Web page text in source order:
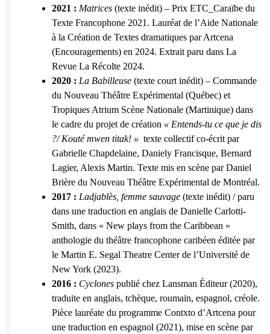
2021 : Matrices (texte inédit) – Prix ETC_Caraïbe du
Texte Francophone 2021. Lauréat de l’Aide Nationale
à la Création de Textes dramatiques par Artcena
(Encouragements) en 2024. Extrait paru dans La
Revue La Récolte 2024.
2020 : La Babilleuse (texte court inédit) – Commande
du Nouveau Théâtre Expérimental (Québec) et
Tropiques Atrium Scène Nationale (Martinique) dans
le cadre du projet de création « Entends-tu ce que je dis
?/ Koutémwen titak! » texte collectif co-écrit par
Gabrielle Chapdelaine, Daniely Francisque, Bernard
Lagier, Alexis Martin. Texte mis en scène par Daniel
Brière du Nouveau Théâtre Expérimental de Montréal.
2017 : Ladjablès, femme sauvage (texte inédit) / paru
dans une traduction en anglais de Danielle Carlotti-
Smith, dans « New plays from the Caribbean »
anthologie du théâtre francophone caribéen éditée par
le Martin E. Segal Theatre Center de l’Université de
New York (2023).
2016 : Cyclones publié chez Lansman Éditeur (2020),
traduite en anglais, tchèque, roumain, espagnol, créole.
Pièce lauréate du programme Contxto d’Artcena pour
une traduction en espagnol (2021), mise en scène par